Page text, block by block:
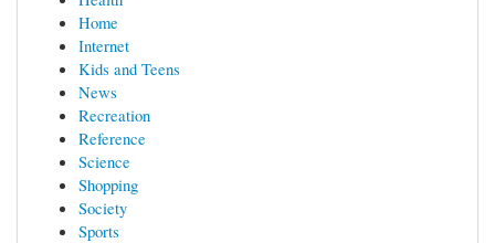
Home
Internet
Kids and Teens
News
Recreation
Reference
Science
Shopping
Society
Sports